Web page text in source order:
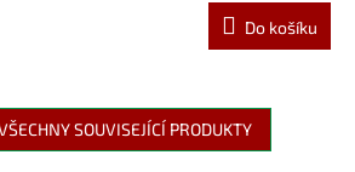
Do košíku
SOUVISEJÍCÍ PRODUKTY